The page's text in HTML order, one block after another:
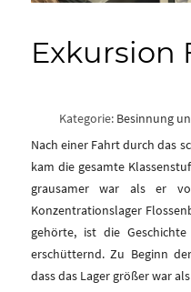
Exkursion
Kategorie: Besinnung
Nach einer Fahrt durch das
kam die gesamte
grausamer war als er
Konzentrationslager
gehörte, ist die
erschütternd. Zu Beginn
dass das Lager größer war